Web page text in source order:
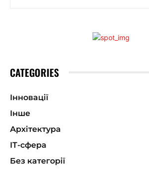
CATEGORIES
Інновації
Інше
Архітектура
ІТ-сфера
Без категорії